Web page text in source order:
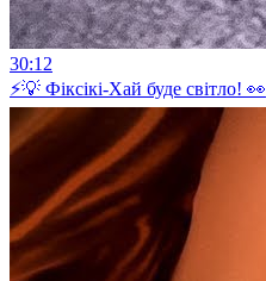
30:12
⚡💡 Фіксікі-Хай буде світло! 👀